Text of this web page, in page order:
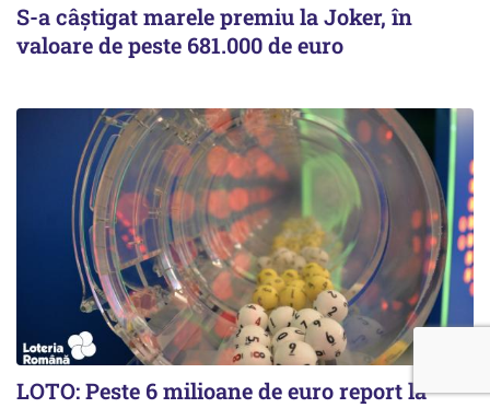
S-a câștigat marele premiu la Joker, în
valoare de peste 681.000 de euro
LOTO: Peste 6 milioane de euro report la